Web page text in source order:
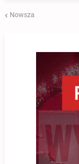
Nowsza